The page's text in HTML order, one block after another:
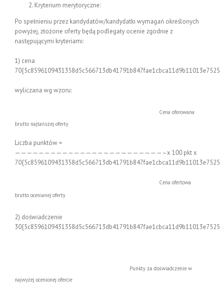
Kryterium merytoryczne:
Po spełnieniu przez kandydatów/kandydatki wymagań określonych
powyżej, złożone oferty będą podlegały ocenie zgodnie z
następującymi kryteriami:
1) cena
wyliczana wg wzoru:
Cena oferowana
brutto najtańszej oferty
Liczba punktów =
—————————————————————————–x 100 pkt x
Cena ofertowa
brutto ocenianej oferty
2) doświadczenie
Punkty za doświadczenie w
najwyżej ocenionej ofercie